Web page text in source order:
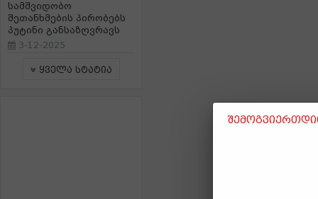
სამშვიდობო
შეთანხმების პირობებს
პუტინი განსაზღვრავს
3-12-2025
ყველა სტატია